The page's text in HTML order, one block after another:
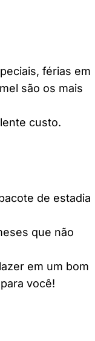
férias em
são os mais
custo.
de estadia
que não
em um bom
você!